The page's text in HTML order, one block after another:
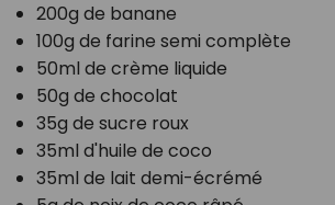
200g de banane
100g de farine semi complète
50ml de crème liquide
50g de chocolat
35g de sucre roux
35ml d'huile de coco
35ml de lait demi-écrémé